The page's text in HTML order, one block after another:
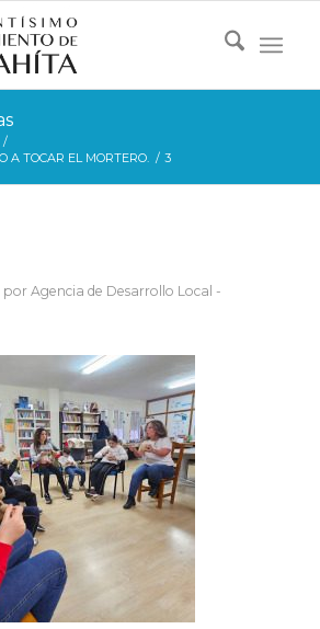
/
A TOCAR EL MORTERO. / 3
por Agencia de Desarrollo Local -